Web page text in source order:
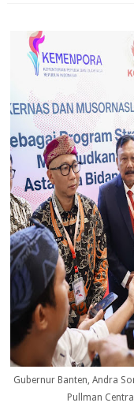
Gubernur Banten, Andra
Pullman